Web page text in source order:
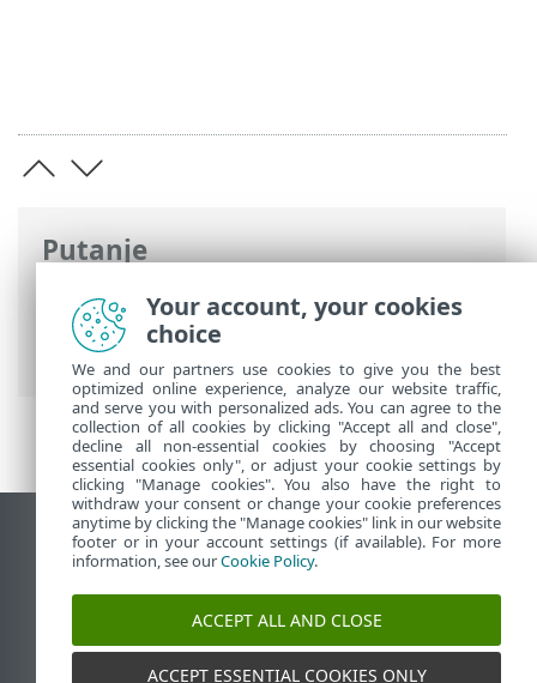
Putanje
ESET-ova online pomoć> ESET NOD32
Antivirus
>ESET NOD32 Antivirus
Novosti
Prikaži stranicu za radnu površinu
End of Life
ESET-ova baza znanja
ESET Status Portal
Your account, your cookies
choice
We and our partners use cookies to give you the best
optimized online experience, analyze our website traffic,
and serve you with personalized ads. You can agree to the
collection of all cookies by clicking "Accept all and close",
decline all non-essential cookies by choosing "Accept
essential cookies only", or adjust your cookie settings by
clicking "Manage cookies". You also have the right to
withdraw your consent or change your cookie preferences
anytime by clicking the "Manage cookies" link in our website
footer or in your account settings (if available). For more
information, see ourCookie Policy.
ACCEPT ALL AND CLOSE
ACCEPT ESSENTIAL COOKIES ONLY